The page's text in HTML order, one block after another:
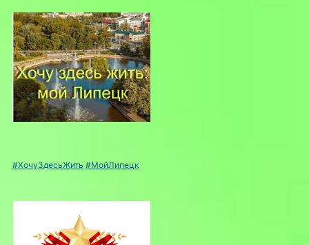
#ХочуЗдесьЖить #МойЛипецк